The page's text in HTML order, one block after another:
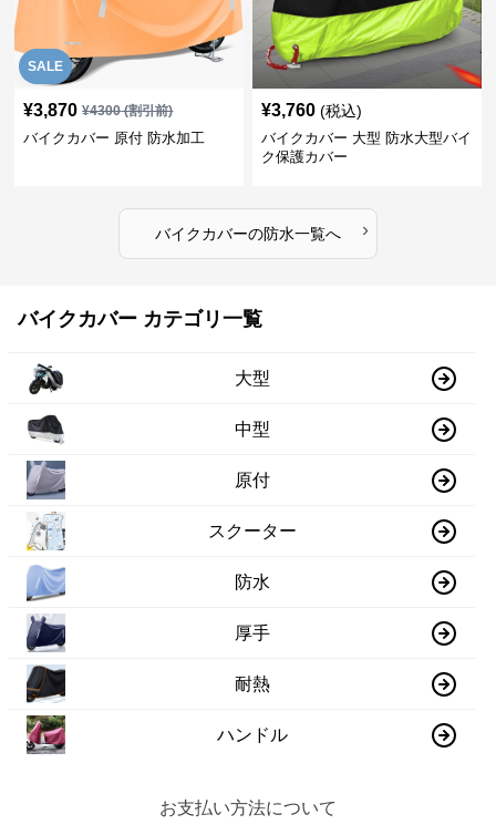
SALE
¥3,870 ¥4300(割引前)
バイクカバー 原付 防水加工
¥3,760 (税込)
バイクカバー 大型 防水大型バイ
ク保護カバー
バイクカバーの防水一覧へ ›
バイクカバー カテゴリ一覧
大型
中型
原付
スクーター
防水
厚手
耐熱
ハンドル
お支払い方法について